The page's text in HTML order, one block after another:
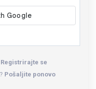
Registrirajte se
Pošaljite ponovo